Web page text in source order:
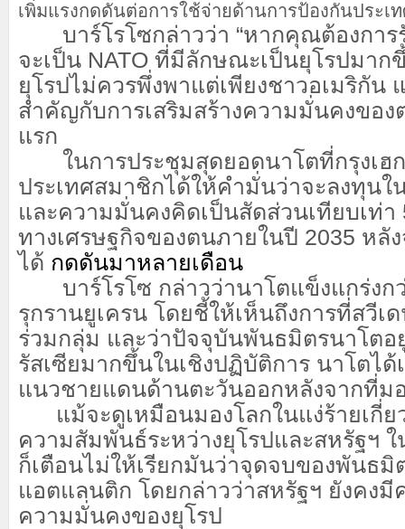
เพิ่มแรงกดดันต่อการใช้จ่ายด้านการป้องกันประเ
บาร์โรโซกล่าวว่า “หากคุณต้องการ
จะเป็น NATO ที่มีลักษณะเป็นยุโรปมาก
ยุโรปไม่ควรพึ่งพาแต่เพียงชาวอเมริกัน
สำคัญกับการเสริมสร้างความมั่นคงของ
แรก
ในการประชุมสุดยอดนาโตที่กรุงเฮ
ประเทศสมาชิกได้ให้คำมั่นว่าจะลงทุนใ
และความมั่นคงคิดเป็นสัดส่วนเทียบเท่า
ทางเศรษฐกิจของตนภายในปี 2035 หลั
ได้ กดดันมาหลายเดือน
บาร์โรโซ กล่าวว่านาโตแข็งแกร่งก
รุกรานยูเครน โดยชี้ให้เห็นถึงการที่สวีเ
ร่วมกลุ่ม และว่าปัจจุบันพันธมิตรนาโตอ
รัสเซียมากขึ้นในเชิงปฏิบัติการ นาโตได้
แนวชายแดนด้านตะวันออกหลังจากที่ม
แม้จะดูเหมือนมองโลกในแง่ร้ายเกี่ย
ความสัมพันธ์ระหว่างยุโรปและสหรัฐฯ
ก็เตือนไม่ให้เรียกมันว่าจุดจบของพันธ
แอตแลนติก โดยกล่าวว่าสหรัฐฯ ยังคง
ความมั่นคงของยุโรป